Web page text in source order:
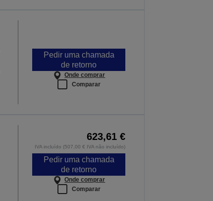
Pedir uma chamada
de retorno
Onde comprar
Comparar
623,61 €
IVA incluído (507,00 € IVA não incluído)
Pedir uma chamada
de retorno
Onde comprar
Comparar